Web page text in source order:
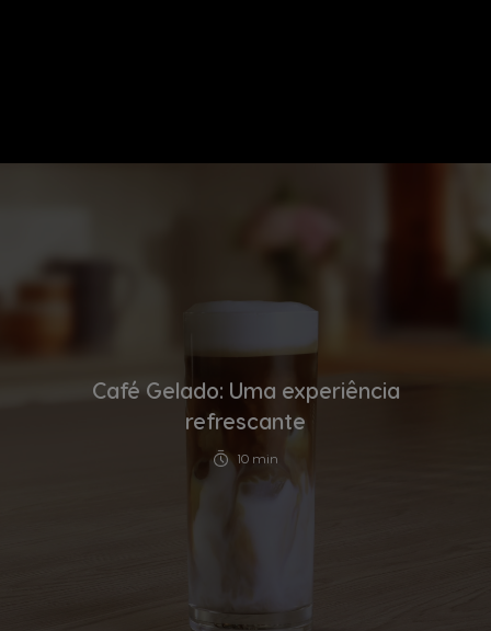
Café Gelado: Uma experiência
refrescante
10 min